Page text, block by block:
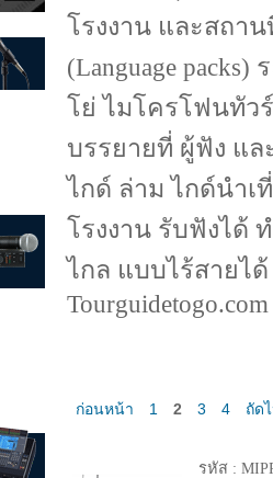
โรงงาน และสถา
(Language
โย่ ไมโครโฟนทัว
บรรยายที่ ผู้ฟัง แล
ไกด์ ล่าม ไกด์นำเ
โรงงาน รับฟังได้
ไกล แบบไร้สายไ
Tourguidetogo.com
ก่อนหน้า 1 2 3 4 ถัด
รหัส :